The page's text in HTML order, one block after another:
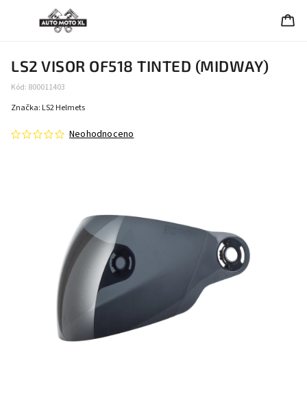
LS2 VISOR OF518 TINTED (MIDWAY)
Kód: 800011403
Neohodnoceno
Značka: LS2 Helmets